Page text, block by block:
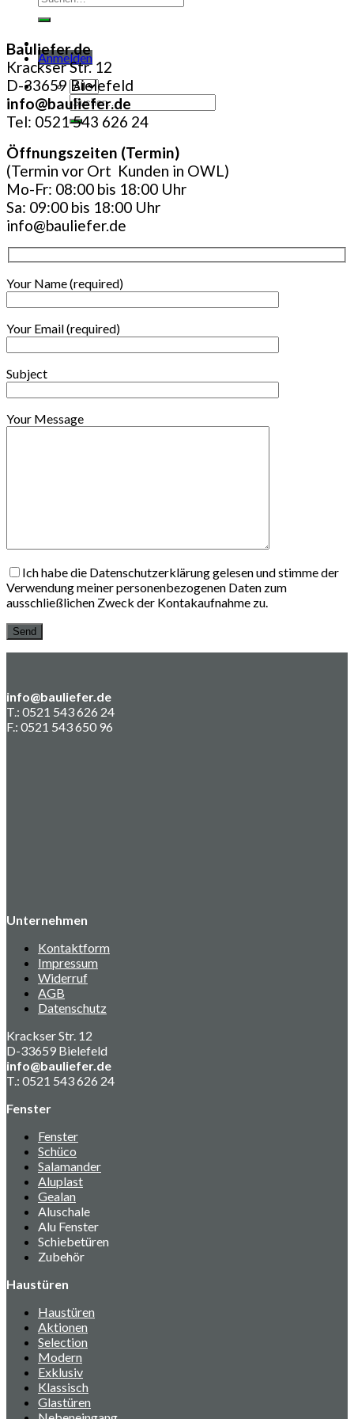
nach:
Anmelden
Suchen
nach:
Bauliefer.de
Krackser Str. 12
D-33659 Bielefeld
info@bauliefer.de
Tel: 0521 543 626 24
Öffnungszeiten (Termin)
(Termin vor Ort Kunden in OWL)
Mo-Fr: 08:00 bis 18:00 Uhr
Sa: 09:00 bis 18:00 Uhr
info@bauliefer.de
Your Name (required)
Your Email (required)
Subject
Your Message
Ich habe die Datenschutzerklärung gelesen und stimme der
Verwendung meiner personenbezogenen Daten zum
ausschließlichen Zweck der Kontakaufnahme zu.
info@bauliefer.de
T.: 0521 543 626 24
F.: 0521 543 650 96
Unternehmen
Kontaktform
Impressum
Widerruf
AGB
Datenschutz
Krackser Str. 12
D-33659 Bielefeld
info@bauliefer.de
T.: 0521 543 626 24
Fenster
Fenster
Schüco
Salamander
Aluplast
Gealan
Aluschale
Alu Fenster
Schiebetüren
Zubehör
Haustüren
Haustüren
Aktionen
Selection
Modern
Exklusiv
Klassisch
Glastüren